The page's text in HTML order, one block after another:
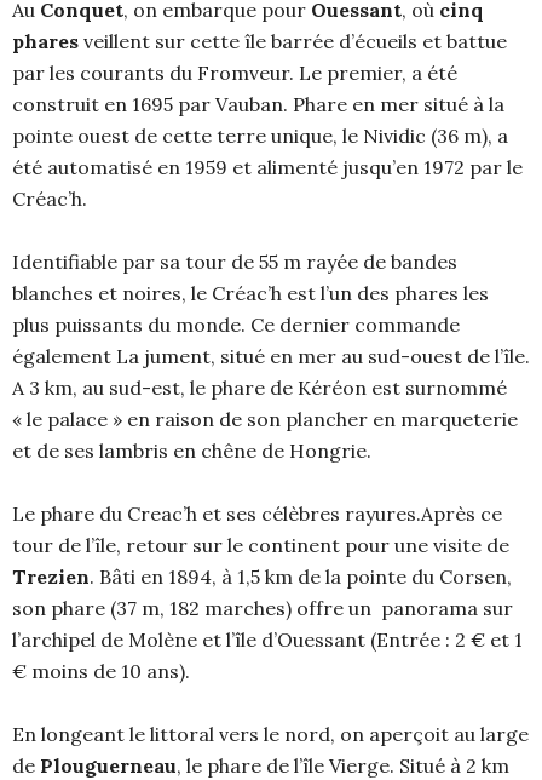
Au Conquet, on embarque pour Ouessant, où cinq
phares veillent sur cette île barrée d’écueils et battue
par les courants du Fromveur. Le premier, a été
construit en 1695 par Vauban. Phare en mer situé à la
pointe ouest de cette terre unique, le Nividic (36 m), a
été automatisé en 1959 et alimenté jusqu’en 1972 par le
Créac’h.
Identifiable par sa tour de 55 m rayée de bandes
blanches et noires, le Créac’h est l’un des phares les
plus puissants du monde. Ce dernier commande
également La jument, situé en mer au sud-ouest de l’île.
A 3 km, au sud-est, le phare de Kéréon est surnommé
« le palace » en raison de son plancher en marqueterie
et de ses lambris en chêne de Hongrie.
Le phare du Creac’h et ses célèbres rayures.Après ce
tour de l’île, retour sur le continent pour une visite de
Trezien. Bâti en 1894, à 1,5 km de la pointe du Corsen,
son phare (37 m, 182 marches) offre un panorama sur
l’archipel de Molène et l’île d’Ouessant (Entrée : 2 € et 1
€ moins de 10 ans).
En longeant le littoral vers le nord, on aperçoit au large
de Plouguerneau, le phare de l’île Vierge. Situé à 2 km